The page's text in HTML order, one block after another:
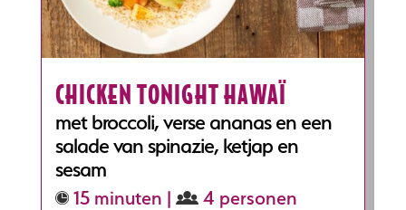
CHICKEN TONIGHT HAWAÏ
met broccoli, verse ananas en een
salade van spinazie, ketjap en
sesam
15 minuten | 4 personen